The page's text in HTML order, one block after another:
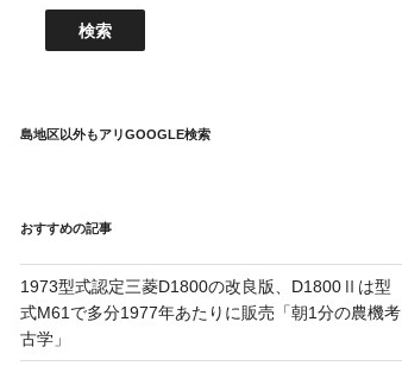
島地区以外もアリGOOGLE検索
おすすめの記事
1973型式認定三菱D1800の改良版、D1800Ⅱは型
式M61で多分1977年あたりに販売「朝1分の農機考
古学」